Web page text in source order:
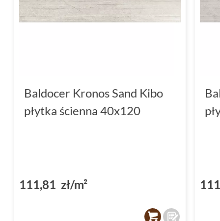
Baldocer Kronos Sand Kibo
płytka ścienna 40x120
111,81 zł/m²